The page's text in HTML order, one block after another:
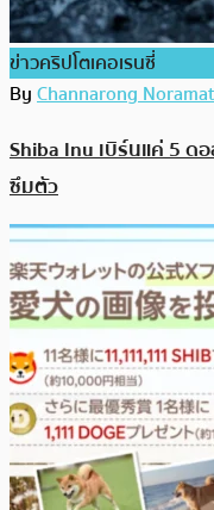
ข่าวคริปโตเคอเรนซี่
ByChannarong Noramat
Shiba Inu เบิร์นแค่ 5
ซึมตัว